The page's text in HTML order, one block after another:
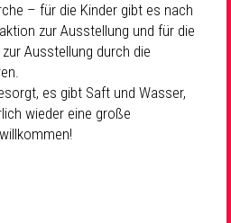
– für die Kinder gibt es nach
zur Ausstellung und für die
Ausstellung durch die
es gibt Saft und Wasser,
wieder eine große